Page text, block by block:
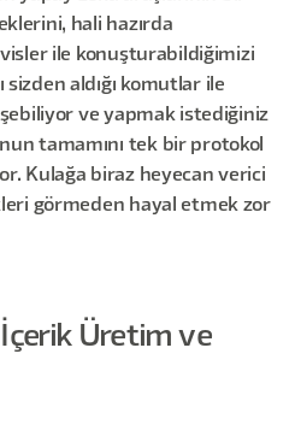
hali hazırda
ile konuşturabildiğimizi
aldığı komutlar ile
ve yapmak istediğiniz
tamamını tek bir protokol
Kulağa biraz heyecan verici
görmeden hayal etmek zor
Üretim ve